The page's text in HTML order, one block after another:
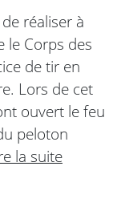
réaliser à
le Corps des
de tir en
Lors de cet
ouvert le feu
peloton
la suite